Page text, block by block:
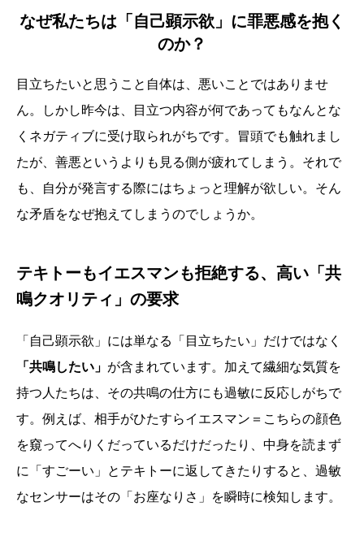
なぜ私たちは「自己顕示欲」に罪悪感を抱く
のか？
目立ちたいと思うこと自体は、悪いことではありませ
ん。しかし昨今は、目立つ内容が何であってもなんとな
くネガティブに受け取られがちです。冒頭でも触れまし
たが、善悪というよりも見る側が疲れてしまう。それで
も、自分が発言する際にはちょっと理解が欲しい。そん
な矛盾をなぜ抱えてしまうのでしょうか。
テキトーもイエスマンも拒絶する、高い「共
鳴クオリティ」の要求
「自己顕示欲」には単なる「目立ちたい」だけではなく
「共鳴したい」 が含まれています。加えて繊細な気質を
持つ人たちは、その共鳴の仕方にも過敏に反応しがちで
す。例えば、相手がひたすらイエスマン＝こちらの顔色
を窺ってへりくだっているだけだったり、中身を読まず
に「すごーい」とテキトーに返してきたりすると、過敏
なセンサーはその「お座なりさ」を瞬時に検知します。